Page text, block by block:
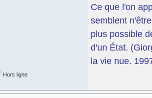
Ce que l'on
semblent
plus possible
d'un État.
la vie nue.
Hors ligne